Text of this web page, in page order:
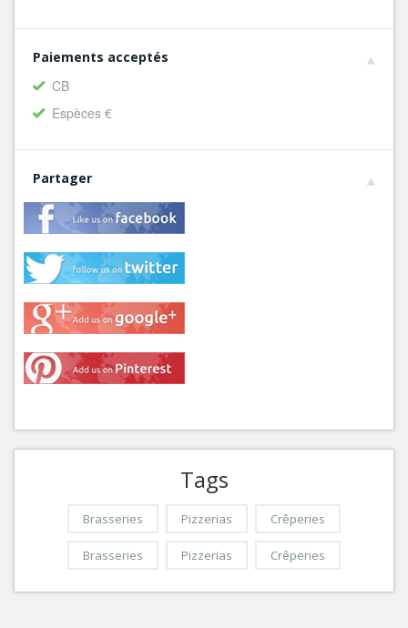
Paiements acceptés
CB
Espèces €
Partager
Tags
Brasseries Pizzerias Crêperies
Brasseries Pizzerias Crêperies